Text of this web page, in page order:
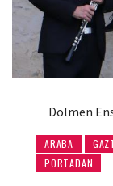
Dolmen
ARABA
PORTADAN